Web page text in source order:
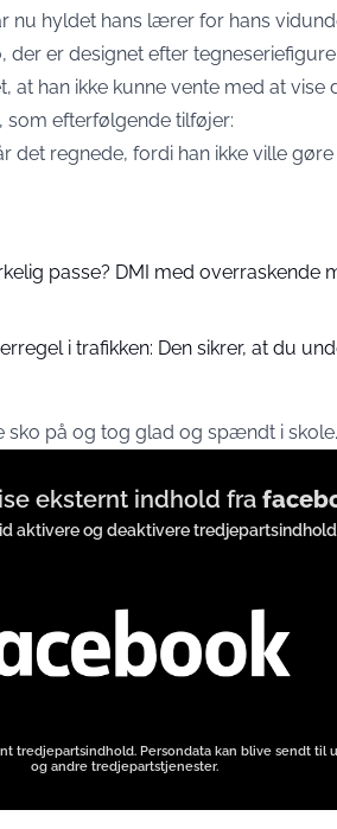
nu hyldet hans lærer for hans
er designet efter
at han ikke kunne vente med at vise
som efterfølgende tilføjer:
det regnede, fordi han ikke ville
passe? DMI med overraskende
i trafikken: Den sikrer, at du
sko på og tog glad og spændt i skole.
eksternt indhold fra
aktivere og deaktivere
tredjepartsindhold. Persondata kan blive sendt til
og andre tredjepartstjenester.